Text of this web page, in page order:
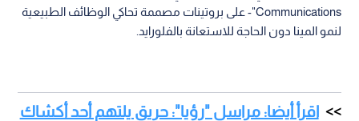
Communications"- على بروتينات مصممة تحاكي الوظائف الطبيعية
لنمو المينا دون الحاجة للاستعانة بالفلورايد.
اقرأ أيضا: مراسل "رؤيا": حريق يلتهم أحد أكشاك